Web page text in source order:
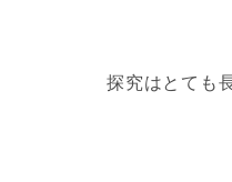
探究はとても